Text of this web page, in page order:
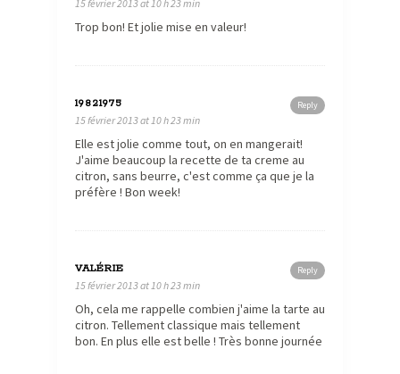
15 février 2013 at 10 h 23 min
Trop bon! Et jolie mise en valeur!
Reply
19821975
15 février 2013 at 10 h 23 min
Elle est jolie comme tout, on en mangerait!
J'aime beaucoup la recette de ta creme au
citron, sans beurre, c'est comme ça que je la
préfère ! Bon week!
Reply
VALÉRIE
15 février 2013 at 10 h 23 min
Oh, cela me rappelle combien j'aime la tarte au
citron. Tellement classique mais tellement
bon. En plus elle est belle ! Très bonne journée